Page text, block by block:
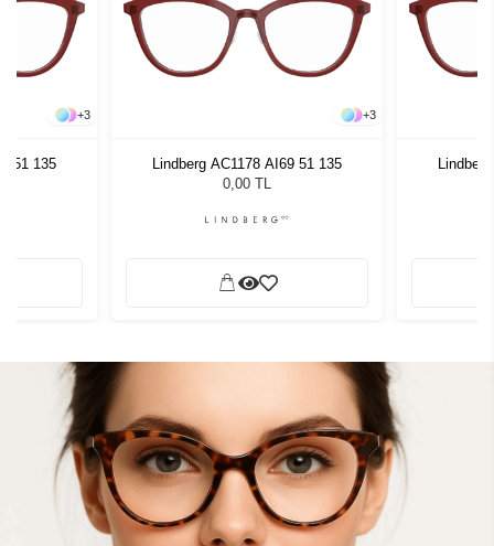
+3
51 135
+3
Lindberg AC1178 AI69 51 135
0,00 TL